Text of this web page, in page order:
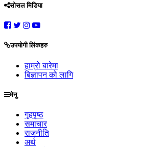
सोसल मिडिया
उपयोगी लिंकहरु
हाम्रो बारेमा
बिज्ञापन को लागि
मेनु
गृहपृष्ठ
समाचार
राजनीति
अर्थ